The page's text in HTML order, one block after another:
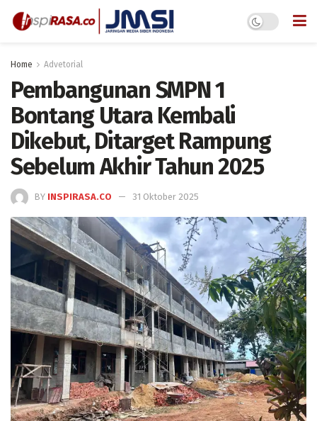
Home Advetorial
Pembangunan SMPN 1
Bontang Utara Kembali
Dikebut, Ditarget Rampung
Sebelum Akhir Tahun 2025
BY INSPIRASA.CO 31 Oktober 2025